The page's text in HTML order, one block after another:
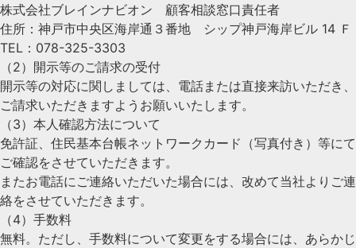
株式会社ブレインナビオン 顧客相談窓口責任者
住所：神戸市中央区海岸通３番地 シップ神戸海岸ビル 14 Ｆ
TEL：078-325-3303
（2）開示等のご請求の受付
開示等の対応に関しましては、電話または直接来訪いただき、
ご請求いただきますようお願いいたします。
（3）本人確認方法について
免許証、住民基本台帳ネットワークカード（写真付き）等にて
ご確認をさせていただきます。
またお電話にご連絡いただいた場合には、改めて当社よりご連
絡をさせていただきます。
（4）手数料
無料。ただし、手数料について変更をする場合には、あらかじ